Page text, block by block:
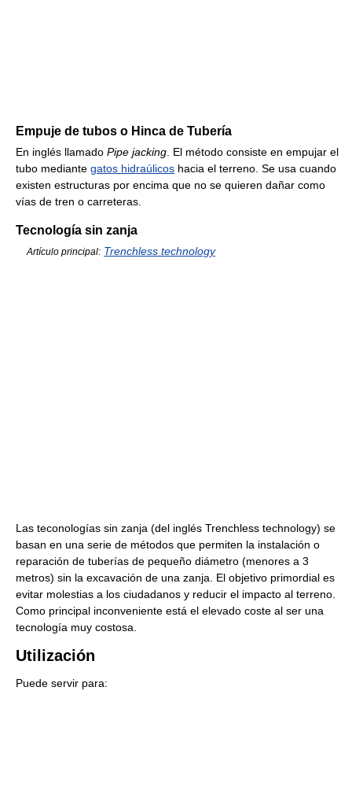
Empuje de tubos o Hinca de Tubería
En inglés llamado Pipe jacking. El método consiste en empujar el
tubo mediante gatos hidraúlicos hacia el terreno. Se usa cuando
existen estructuras por encima que no se quieren dañar como
vías de tren o carreteras.
Tecnología sin zanja
Artículo principal: Trenchless technology
Las teconologías sin zanja (del inglés Trenchless technology) se
basan en una serie de métodos que permiten la instalación o
reparación de tuberías de pequeño diámetro (menores a 3
metros) sin la excavación de una zanja. El objetivo primordial es
evitar molestias a los ciudadanos y reducir el impacto al terreno.
Como principal inconveniente está el elevado coste al ser una
tecnología muy costosa.
Utilización
Puede servir para: